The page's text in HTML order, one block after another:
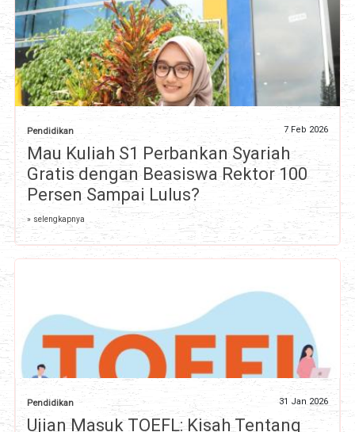
Pendidikan 7 Feb 2026
Mau Kuliah S1 Perbankan Syariah
Gratis dengan Beasiswa Rektor 100
Persen Sampai Lulus?
» selengkapnya
Pendidikan 31 Jan 2026
Ujian Masuk TOEFL: Kisah Tentang